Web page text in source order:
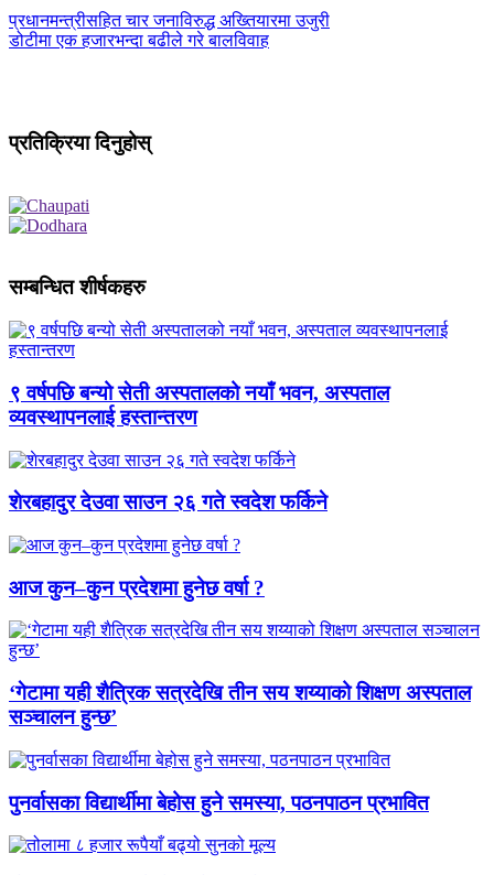
प्रधानमन्त्रीसहित चार जनाविरुद्ध अख्तियारमा उजुरी
डोटीमा एक हजारभन्दा बढीले गरे बालविवाह
प्रतिक्रिया दिनुहोस्
सम्बन्धित शीर्षकहरु
९ वर्षपछि बन्यो सेती अस्पतालको नयाँ भवन, अस्पताल
व्यवस्थापनलाई हस्तान्तरण
शेरबहादुर देउवा साउन २६ गते स्वदेश फर्किने
आज कुन–कुन प्रदेशमा हुनेछ वर्षा ?
‘गेटामा यही शैत्रिक सत्रदेखि तीन सय शय्याको शिक्षण अस्पताल
सञ्चालन हुन्छ’
पुनर्वासका विद्यार्थीमा बेहोस हुने समस्या, पठनपाठन प्रभावित